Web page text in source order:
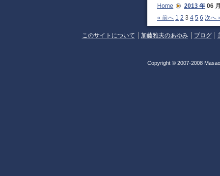
« 前へ 1 2 3 4 5 6 次へ
Home 2013 年 06
このサイトについて 加藤雅夫のあゆみ ブログ
Copyright © 2007-2008